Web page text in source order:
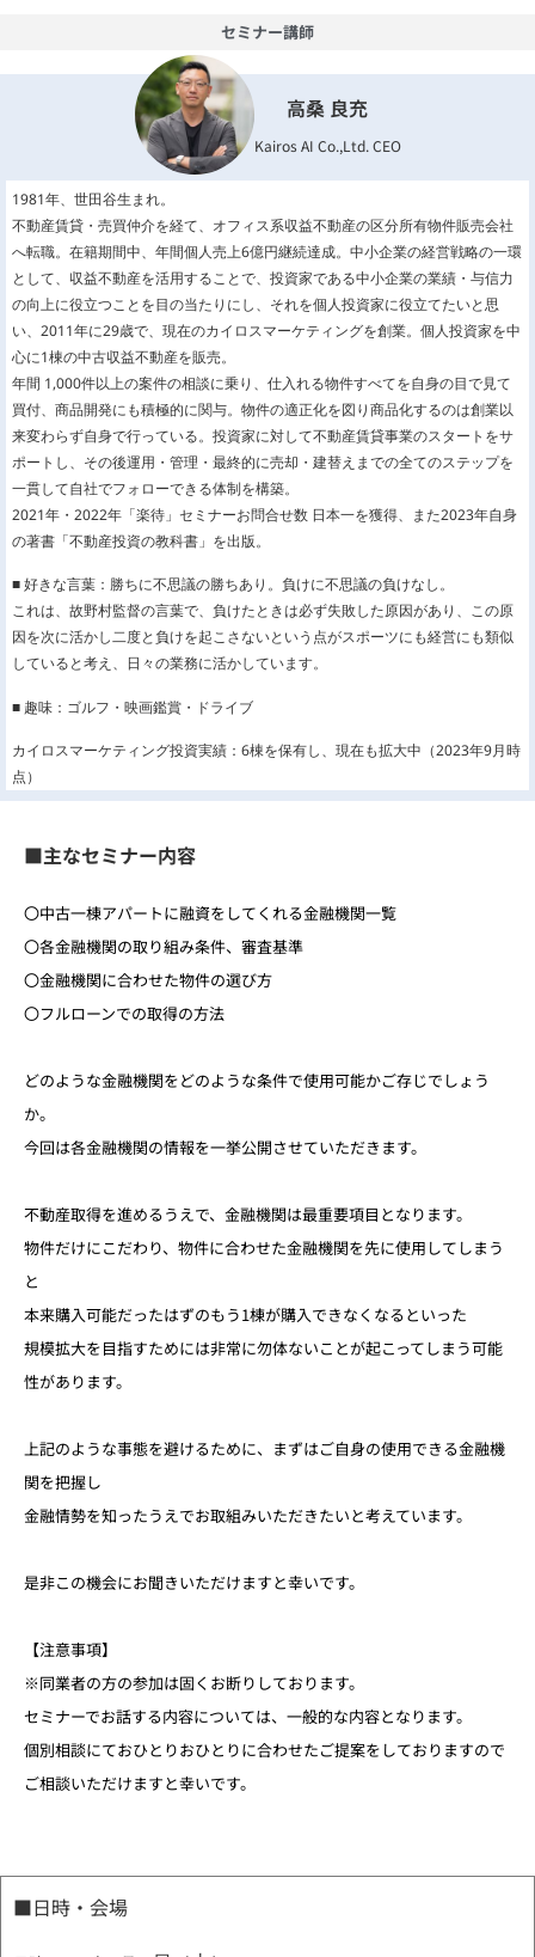
セミナー講師
高桑 良充
Kairos AI Co.,Ltd. CEO
1981年、世田谷生まれ。
不動産賃貸・売買仲介を経て、オフィス系収益不動産の区分所有物件販売会社
へ転職。在籍期間中、年間個人売上6億円継続達成。中小企業の経営戦略の一環
として、収益不動産を活用することで、投資家である中小企業の業績・与信力
の向上に役立つことを目の当たりにし、それを個人投資家に役立てたいと思
い、2011年に29歳で、現在のカイロスマーケティングを創業。個人投資家を中
心に1棟の中古収益不動産を販売。
年間 1,000件以上の案件の相談に乗り、仕入れる物件すべてを自身の目で見て
買付、商品開発にも積極的に関与。物件の適正化を図り商品化するのは創業以
来変わらず自身で行っている。投資家に対して不動産賃貸事業のスタートをサ
ポートし、その後運用・管理・最終的に売却・建替えまでの全てのステップを
一貫して自社でフォローできる体制を構築。
2021年・2022年「楽待」セミナーお問合せ数 日本一を獲得、また2023年自身
の著書「不動産投資の教科書」を出版。
■ 好きな言葉：勝ちに不思議の勝ちあり。負けに不思議の負けなし。
これは、故野村監督の言葉で、負けたときは必ず失敗した原因があり、この原
因を次に活かし二度と負けを起こさないという点がスポーツにも経営にも類似
していると考え、日々の業務に活かしています。
■ 趣味：ゴルフ・映画鑑賞・ドライブ
カイロスマーケティング投資実績：6棟を保有し、現在も拡大中（2023年9月時
点）
■主なセミナー内容
〇中古一棟アパートに融資をしてくれる金融機関一覧
〇各金融機関の取り組み条件、審査基準
〇金融機関に合わせた物件の選び方
〇フルローンでの取得の方法
どのような金融機関をどのような条件で使用可能かご存じでしょう
か。
今回は各金融機関の情報を一挙公開させていただきます。
不動産取得を進めるうえで、金融機関は最重要項目となります。
物件だけにこだわり、物件に合わせた金融機関を先に使用してしまう
と
本来購入可能だったはずのもう1棟が購入できなくなるといった
規模拡大を目指すためには非常に勿体ないことが起こってしまう可能
性があります。
上記のような事態を避けるために、まずはご自身の使用できる金融機
関を把握し
金融情勢を知ったうえでお取組みいただきたいと考えています。
是非この機会にお聞きいただけますと幸いです。
【注意事項】
※同業者の方の参加は固くお断りしております。
セミナーでお話する内容については、一般的な内容となります。
個別相談にておひとりおひとりに合わせたご提案をしておりますので
ご相談いただけますと幸いです。
■日時・会場